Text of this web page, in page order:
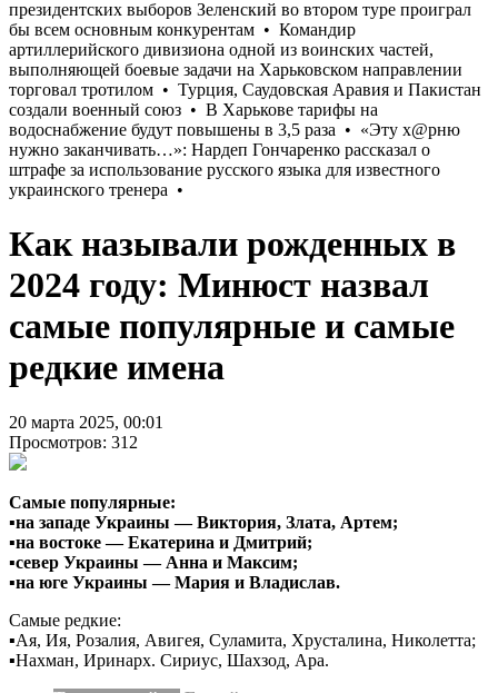
Как называли рожденных в
2024 году: Минюст назвал
самые популярные и самые
редкие имена
20 марта 2025, 00:01
Просмотров: 312
Самые популярные:
▪️на западе Украины — Виктория, Злата, Артем;
▪️на востоке — Екатерина и Дмитрий;
▪️север Украины — Анна и Максим;
▪️на юге Украины — Мария и Владислав.
Самые редкие:
▪️Ая, Ия, Розалия, Авигея, Суламита, Хрусталина, Николетта;
▪️Нахман, Иринарх. Сириус, Шахзод, Ара.